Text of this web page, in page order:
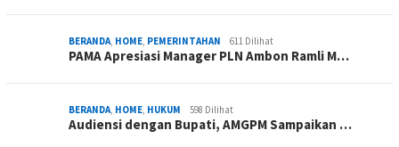
BERANDA, HOME, PEMERINTAHAN 611 Dilihat
PAMA Apresiasi Manager PLN Ambon Ramli M…
BERANDA, HOME, HUKUM 598 Dilihat
Audiensi dengan Bupati, AMGPM Sampaikan …